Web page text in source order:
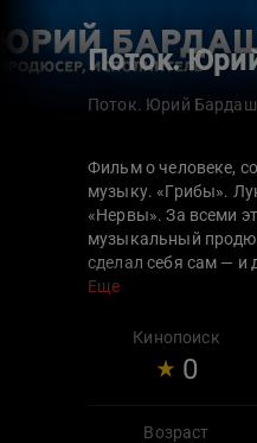
Поток.
Поток. Юрий Бардаш
Фильм о человеке,
музыку. «Грибы».
«Нервы». За всеми
музыкальный
сделал себя сам — и
два года назад не
Еще
Кинопоиск
0
Возраст